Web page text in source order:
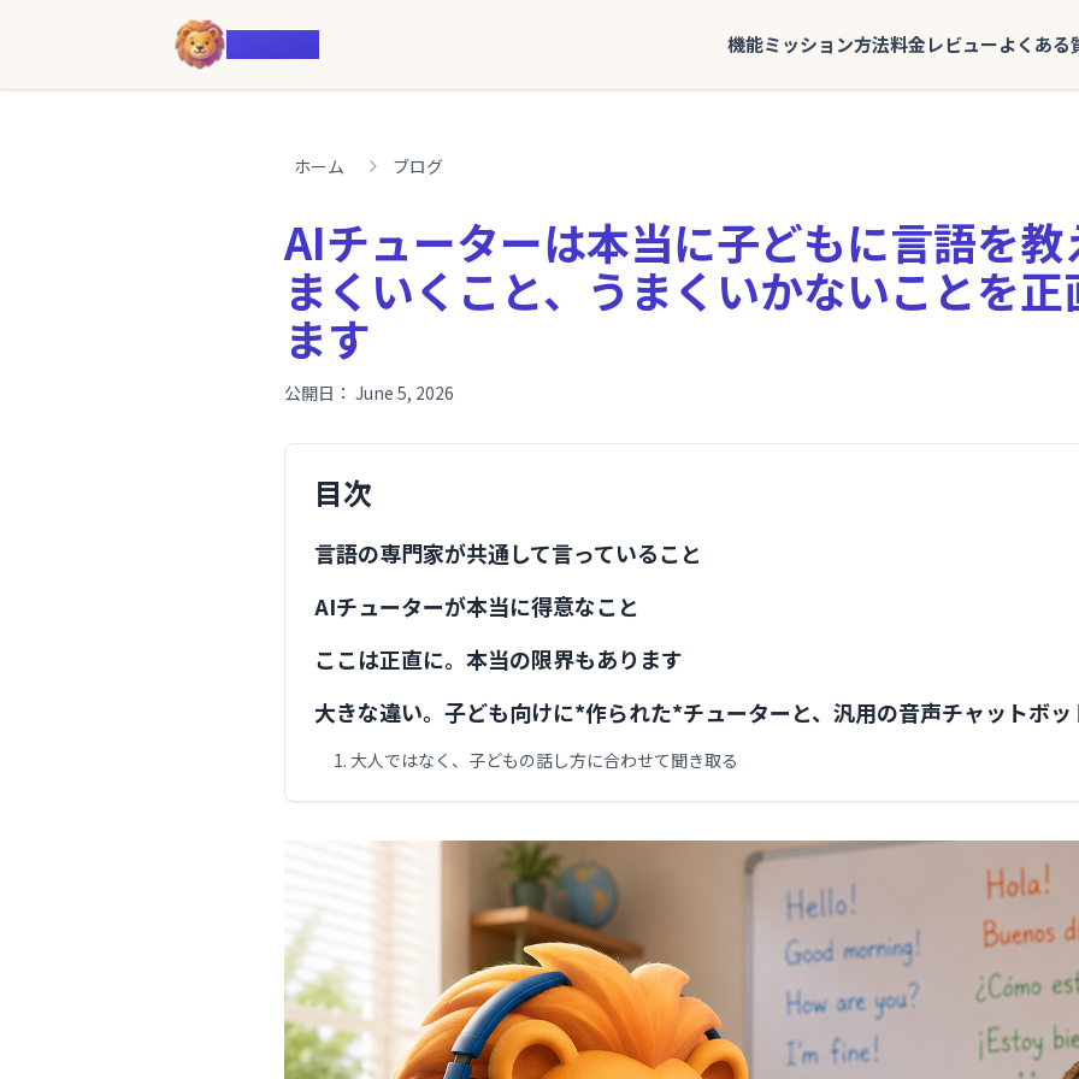
Voiczy 機能ミッション方法料金レビューよくある
ホーム ブログ
AIチューターは本当に子どもに言語を
まくいくこと、うまくいかないことを
ます
公開日： June 5, 2026
目次
言語の専門家が共通して言っていること
AIチューターが本当に得意なこと
ここは正直に。本当の限界もあります
大きな違い。子ども向けに*作られた*チューターと、汎用の音声チャットボッ
1. 大人ではなく、子どもの話し方に合わせて聞き取る
2. お子さんの苦手を覚えて、できるようになるまで支える
3. 子ども向けに設計された、ちゃんとしたレッスンの流れがある
4. 年齢に合わせて、話し方そのものが変わる
目標は会話。でも、会話だけでは足りません
安全面はどうなの？
では結論です。AIは本当に子どもに言語を教えられる？